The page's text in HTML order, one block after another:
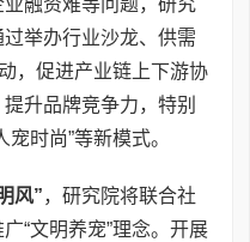
融资难等问题，研究
举办行业沙龙、供需
，促进产业链上下游协
升品牌竞争力，特别
时尚”等新模式。
风”，研究院将联合社
“文明养宠”理念。开展